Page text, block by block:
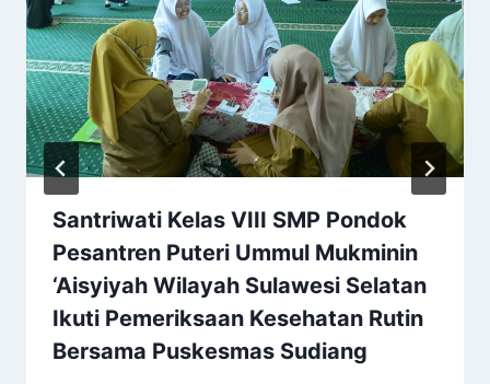
Santriwati Kelas VIII SMP Pondok
Pesantren Puteri Ummul Mukminin
‘Aisyiyah Wilayah Sulawesi Selatan
Ikuti Pemeriksaan Kesehatan Rutin
Bersama Puskesmas Sudiang